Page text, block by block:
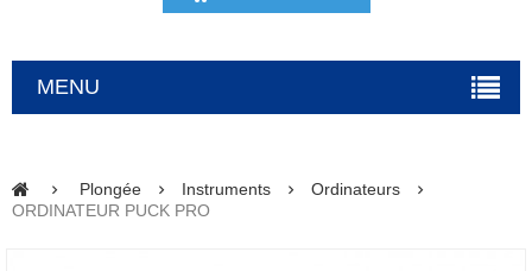
MENU
Plongée Instruments
Ordinateurs
ORDINATEUR PUCK PRO